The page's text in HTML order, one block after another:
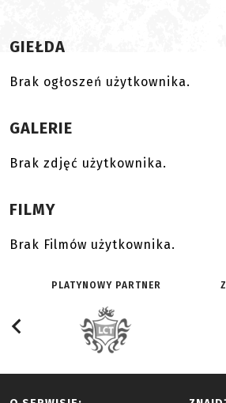
GIEŁDA
Brak ogłoszeń użytkownika.
GALERIE
Brak zdjęć użytkownika.
FILMY
Brak Filmów użytkownika.
PLATYNOWY PARTNER